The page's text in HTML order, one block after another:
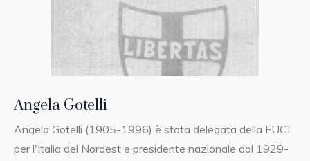
Angela Gotelli
Angela Gotelli (1905-1996) è stata delegata della FUCI
per l'Italia del Nordest e presidente nazionale dal 1929-